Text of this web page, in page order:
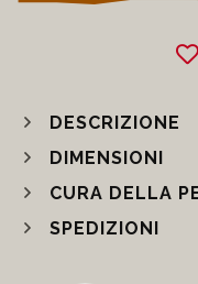
DESCRIZIONE
DIMENSIONI
CURA DELLA
SPEDIZIONI